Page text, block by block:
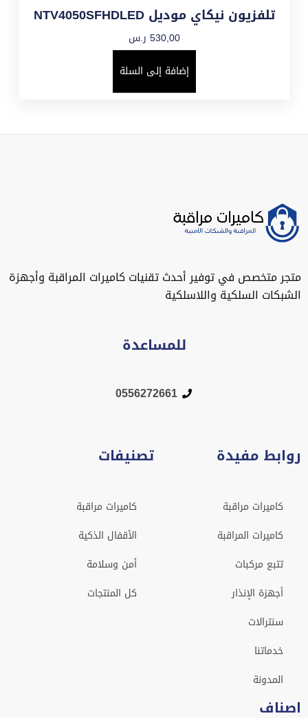
تلفزيون نيكاي موديل NTV4050SFHDLED
530,00 ر.س
إضافة إلى السلة
متجر متخصص في توفير أحدث تقنيات كاميرات المراقبة وأجهزة
الشبكات السلكية واللاسلكية
للمساعدة
0556272661
روابط مفيدة
كاميرات مراقبة
كاميرات المراقبة
تتبع مركبات
أجهزة الإنذار
سنترالات
خدماتنا
المدونة
تصنيفات
كاميرات مراقبة
الأقفال الذكية
أمن وسلامة
كل المنتجات
اصناف